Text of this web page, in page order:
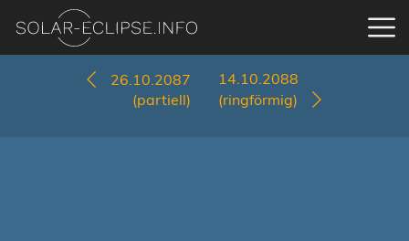
26.10.2087
(partiell)
14.10.2088
(ringförmig)